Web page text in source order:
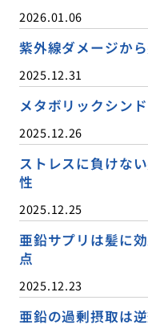
2026.01.06
紫外線ダメージか
2025.12.31
メタボリックシン
2025.12.26
ストレスに負けな
性
2025.12.25
亜鉛サプリは髪に
点
2025.12.23
亜鉛の過剰摂取は